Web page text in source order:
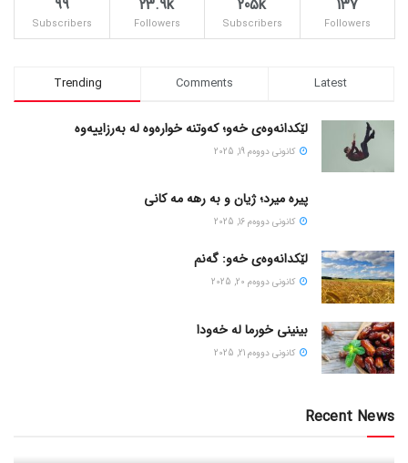
137
Followers
205k
Subscribers
23.9k
Followers
99
Subscribers
Trending Comments Latest
لێکدانەوەی خەو؛ کەوتنە خوارەوە لە بەرزاییەوە
كانونی دووه‌م 19, 2025
پیره میرد؛ ژیان و به رهه مه کانی
كانونی دووه‌م 16, 2025
لێکدانەوەی خەو: گەنم
كانونی دووه‌م 20, 2025
بینینی خورما لە خەودا
كانونی دووه‌م 21, 2025
Recent News